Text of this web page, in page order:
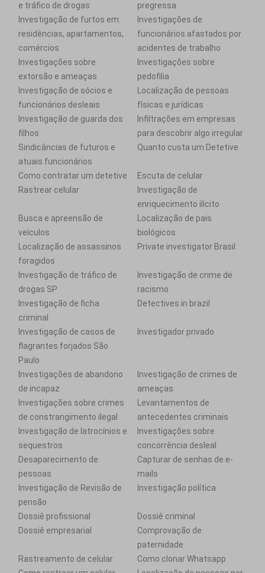
e tráfico de drogas
pregressa
Investigação de furtos em:
residências, apartamentos,
comércios
Investigações de
funcionários afastados por
acidentes de trabalho
Investigações sobre
extorsão e ameaças
Investigações sobre
pedofilia
Investigação de sócios e
funcionários desleais
Localização de pessoas
físicas e jurídicas
Investigação de guarda dos
filhos
Infiltrações em empresas
para descobrir algo irregular
Sindicâncias de futuros e
atuais funcionários
Quanto custa um Detetive
Como contratar um detetive
Escuta de celular
Rastrear celular
Investigação de
enriquecimento ilícito
Busca e apreensão de
veículos
Localização de pais
biológicos
Localização de assassinos
foragidos
Private investigator Brasil
Investigação de tráfico de
drogas SP
Investigação de crime de
racismo
Investigação de ficha
criminal
Detectives in brazil
Investigação de casos de
flagrantes forjados São
Paulo
Investigador privado
Investigações de abandono
de incapaz
Investigação de crimes de
ameaças
Investigações sobre crimes
de constrangimento ilegal
Levantamentos de
antecedentes criminais
Investigação de latrocínios e
sequestros
Investigações sobre
concorrência desleal
Desaparecimento de
pessoas
Capturar de senhas de e-
mails
Investigação de Revisão de
pensão
Investigação política
Dossiê profissional
Dossiê criminal
Dossiê empresarial
Comprovação de
paternidade
Rastreamento de celular
Como clonar Whatsapp